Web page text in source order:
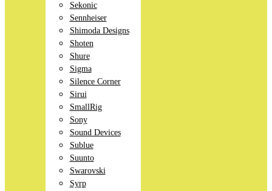
Sekonic
Sennheiser
Shimoda Designs
Shoten
Shure
Sigma
Silence Corner
Sirui
SmallRig
Sony
Sound Devices
Sublue
Suunto
Swarovski
Syrp